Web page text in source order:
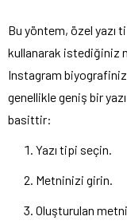
Bu yöntem, özel yazı
kullanarak istediğiniz
Instagram
genellikle geniş bir
basittir:
Yazı tipi seçin.
Metninizi girin.
Oluşturulan metni